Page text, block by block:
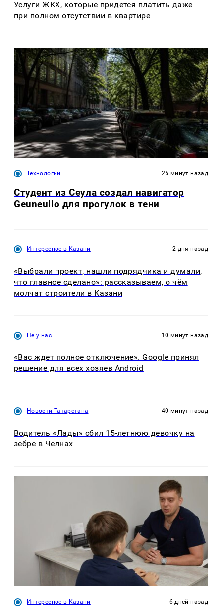
Услуги ЖКХ, которые придется платить даже
при полном отсутствии в квартире
Технологии 25 минут назад
Студент из Сеула создал навигатор
Geuneullo для прогулок в тени
Интересное в Казани 2 дня назад
«Выбрали проект, нашли подрядчика и думали,
что главное сделано»: рассказываем, о чём
молчат строители в Казани
Не у нас 10 минут назад
«Вас ждет полное отключение». Google принял
решение для всех хозяев Android
Новости Татарстана 40 минут назад
Водитель «Лады» сбил 15-летнюю девочку на
зебре в Челнах
Интересное в Казани 6 дней назад